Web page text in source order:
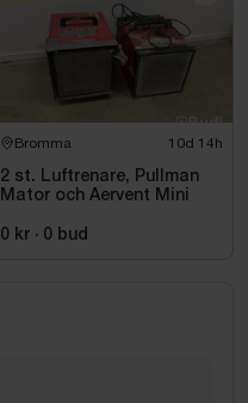
Bromma 10d 14h
2 st. Luftrenare, Pullman
Mator och Aervent Mini
0 kr · 0 bud